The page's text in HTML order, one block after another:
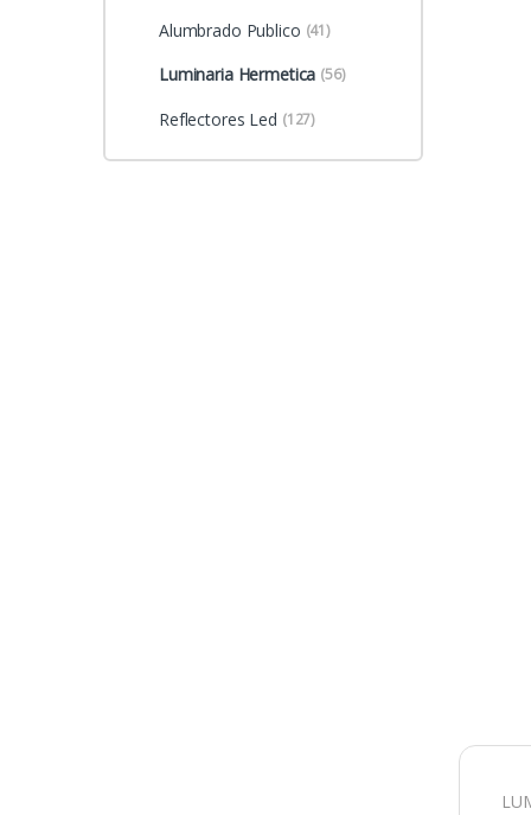
Alumbrado Publico (41)
Luminaria Hermetica (56)
Reflectores Led (127)